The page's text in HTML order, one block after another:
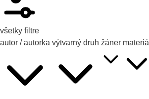
všetky filtre
autor / autorka výtvarný druh žáner materiál